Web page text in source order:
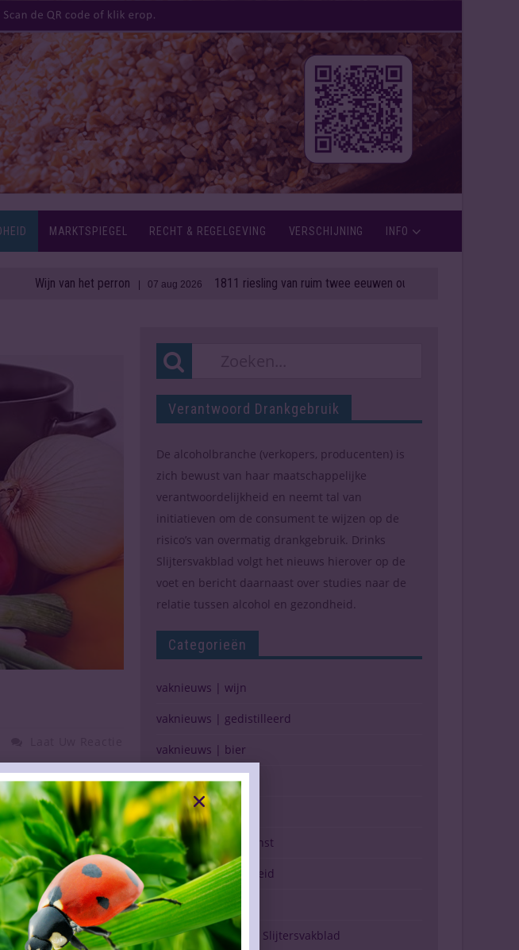
MARKTSPIEGEL RECHT & REGELGEVING VERSCHIJNING INFO
van het perron| 07 aug 2026 1811 riesling van ruim twee eeuwen oud onder de hamer
kun je dat uit
die zich buigen
OIV
eet-voorkeuren
niet naar
namen
uit
aan gezonde
Verantwoord Drankgebruik
De alcoholbranche (verkopers, producenten) is
zich bewust van haar maatschappelijke
verantwoordelijkheid en neemt tal van
initiatieven om de consument te wijzen op de
risico’s van overmatig drankgebruik. Drinks
Slijtersvakblad volgt het nieuws hierover op de
voet en bericht daarnaast over studies naar de
relatie tussen alcohol en gezondheid.
Categorieën
vaknieuws | wijn
vaknieuws | gedistilleerd
vaknieuws | bier
vaknieuws | overig
inhoud vakblad
verkopen (g)een kunst
drinken & gezondheid
marktspiegel
Verschijning Drinks Slijtersvakblad